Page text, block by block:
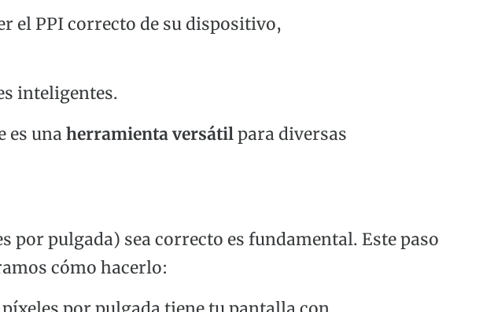
el PPI correcto de su dispositivo,
inteligentes.
es unaherramienta versátilpara diversas
por pulgada) sea correcto es fundamental. Este paso
cómo hacerlo: